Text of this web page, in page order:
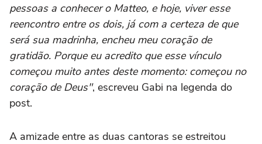
pessoas a conhecer o Matteo, e hoje, viver esse
reencontro entre os dois, já com a certeza de que
será sua madrinha, encheu meu coração de
gratidão. Porque eu acredito que esse vínculo
começou muito antes deste momento: começou no
coração de Deus", escreveu Gabi na legenda do
post.
A amizade entre as duas cantoras se estreitou